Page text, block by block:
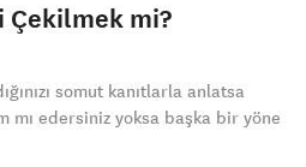
Çekilmek mi?
somut kanıtlarla anlatsa
mı edersiniz yoksa başka bir yöne